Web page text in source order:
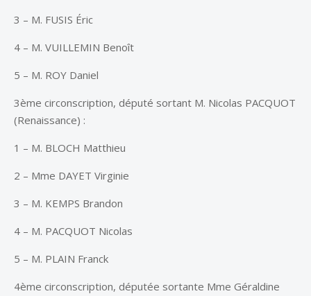
3 – M. FUSIS Éric
4 – M. VUILLEMIN Benoît
5 – M. ROY Daniel
3ème circonscription, député sortant M. Nicolas PACQUOT
(Renaissance) :
1 – M. BLOCH Matthieu
2 – Mme DAYET Virginie
3 – M. KEMPS Brandon
4 – M. PACQUOT Nicolas
5 – M. PLAIN Franck
4ème circonscription, députée sortante Mme Géraldine